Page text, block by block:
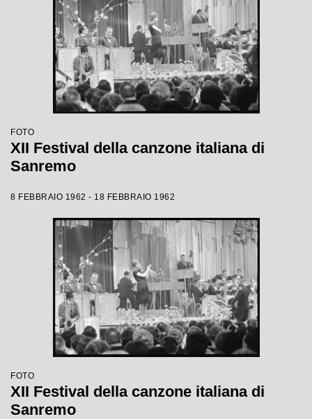
FOTO
XII Festival della canzone italiana di
Sanremo
8 FEBBRAIO 1962 - 18 FEBBRAIO 1962
FOTO
XII Festival della canzone italiana di
Sanremo